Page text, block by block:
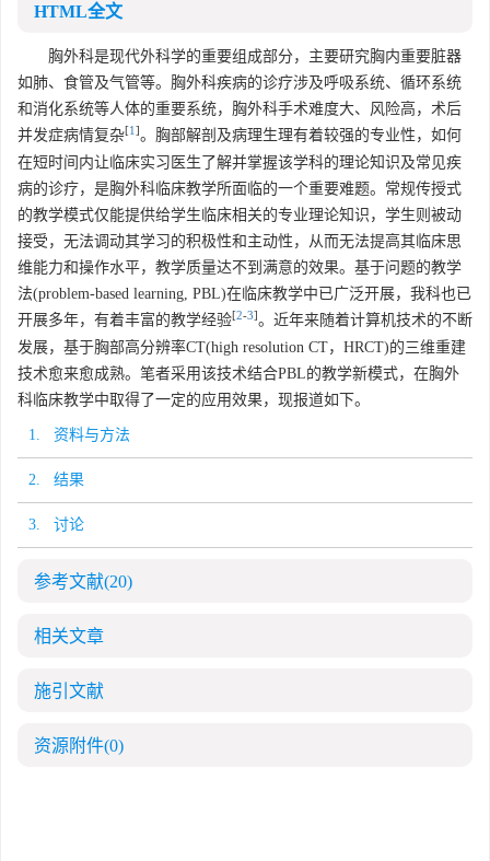
HTML全文
胸外科是现代外科学的重要组成部分，主要研究胸内重要脏器
如肺、食管及气管等。胸外科疾病的诊疗涉及呼吸系统、循环系统
和消化系统等人体的重要系统，胸外科手术难度大、风险高，术后
并发症病情复杂[1 ]。胸部解剖及病理生理有着较强的专业性，如何
在短时间内让临床实习医生了解并掌握该学科的理论知识及常见疾
病的诊疗，是胸外科临床教学所面临的一个重要难题。常规传授式
的教学模式仅能提供给学生临床相关的专业理论知识，学生则被动
接受，无法调动其学习的积极性和主动性，从而无法提高其临床思
维能力和操作水平，教学质量达不到满意的效果。基于问题的教学
法(problem-based learning, PBL)在临床教学中已广泛开展，我科也已
开展多年，有着丰富的教学经验[2-3]。近年来随着计算机技术的不断
发展，基于胸部高分辨率CT(high resolution CT，HRCT)的三维重建
技术愈来愈成熟。笔者采用该技术结合PBL的教学新模式，在胸外
科临床教学中取得了一定的应用效果，现报道如下。
1. 资料与方法
2. 结果
3. 讨论
参考文献(20)
相关文章
施引文献
资源附件(0)